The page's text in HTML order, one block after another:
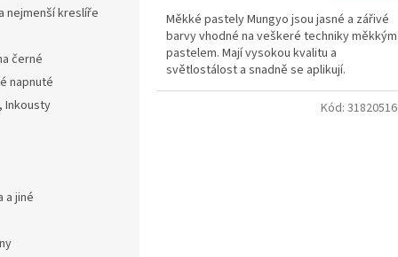
nejmenší kreslíře
černé
napnuté
Inkousty
a jiné
Měkké pastely Mungyo jsou jasné a zářivé
barvy vhodné na veškeré techniky měkkým
pastelem. Mají vysokou kvalitu a
světlostálost a snadně se aplikují.
Kód: 31820516